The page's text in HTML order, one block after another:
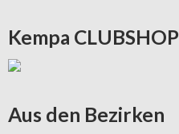
Kempa CLUBSHOP
Aus den Bezirken